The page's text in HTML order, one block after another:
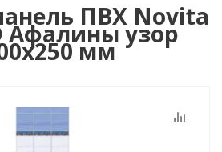
ПВХ Novita
Афалины узор
мм